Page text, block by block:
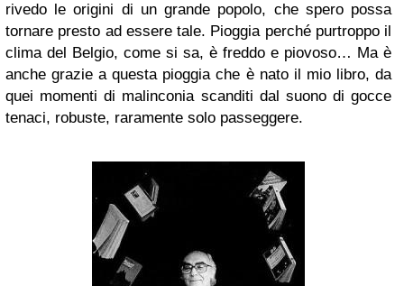
rivedo le origini di un grande popolo, che spero possa
tornare presto ad essere tale. Pioggia perché purtroppo il
clima del Belgio, come si sa, è freddo e piovoso… Ma è
anche grazie a questa pioggia che è nato il mio libro, da
quei momenti di malinconia scanditi dal suono di gocce
tenaci, robuste, raramente solo passeggere.